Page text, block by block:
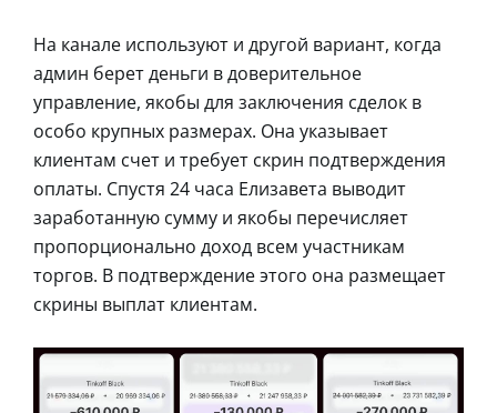
На канале используют и другой вариант, когда
админ берет деньги в доверительное
управление, якобы для заключения сделок в
особо крупных размерах. Она указывает
клиентам счет и требует скрин подтверждения
оплаты. Спустя 24 часа Елизавета выводит
заработанную сумму и якобы перечисляет
пропорционально доход всем участникам
торгов. В подтверждение этого она размещает
скрины выплат клиентам.